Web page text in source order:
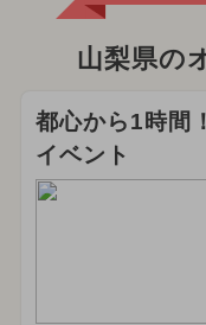
山梨県の
都心から1時間
イベント